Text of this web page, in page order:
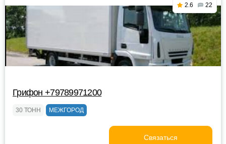
2.6 22
Грифон +79789971200
30 ТОНН МЕЖГОРОД
Связаться